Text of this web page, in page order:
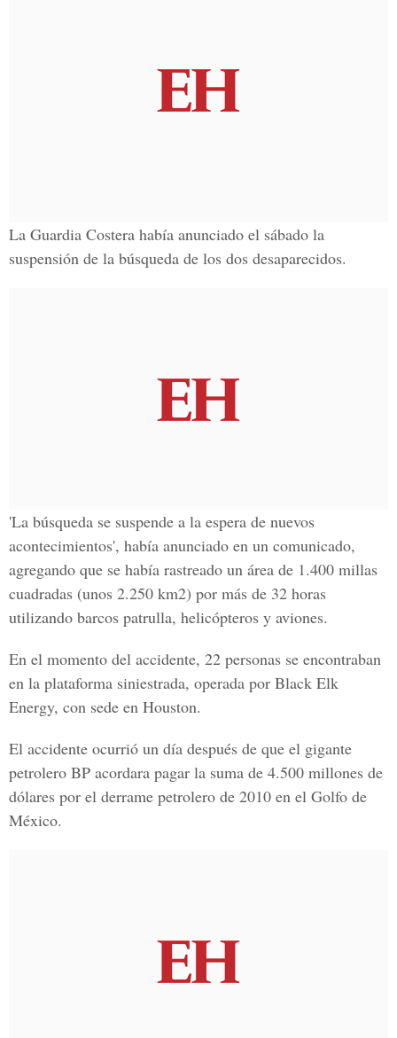
La Guardia Costera había anunciado el sábado la
suspensión de la búsqueda de los dos desaparecidos.
'La búsqueda se suspende a la espera de nuevos
acontecimientos', había anunciado en un comunicado,
agregando que se había rastreado un área de 1.400 millas
cuadradas (unos 2.250 km2) por más de 32 horas
utilizando barcos patrulla, helicópteros y aviones.
En el momento del accidente, 22 personas se encontraban
en la plataforma siniestrada, operada por Black Elk
Energy, con sede en Houston.
El accidente ocurrió un día después de que el gigante
petrolero BP acordara pagar la suma de 4.500 millones de
dólares por el derrame petrolero de 2010 en el Golfo de
México.